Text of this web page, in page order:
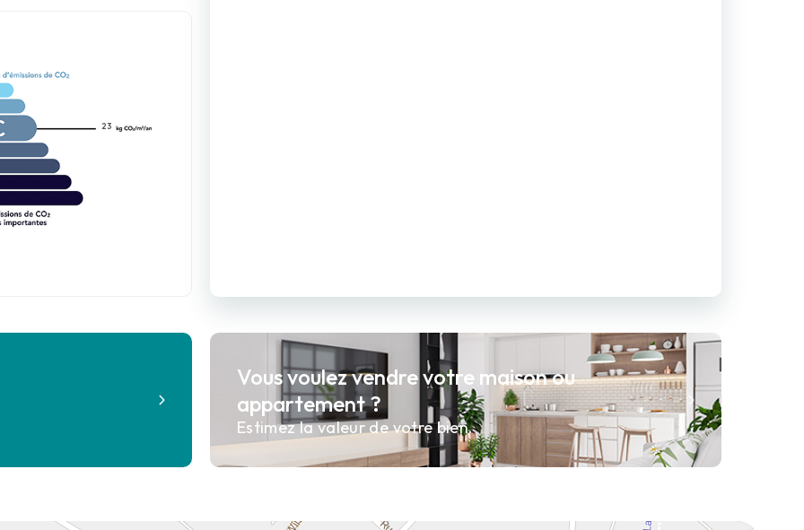
23
Vous voulez vendre votre maison ou
appartement ?
Estimez la valeur de votre bien.